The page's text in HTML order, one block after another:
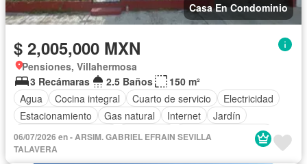
Casa En Condominio
$ 2,005,000 MXN
Pensiones, Villahermosa
3 Recámaras
2.5 Baños
150 m²
Agua
Cocina integral Cuarto de servicio
Electricidad
Estacionamiento
Gas natural Internet
Jardín
Recámara con closet
Seguridad
Televisión por cable
Sin amueblar
06/07/2026 en - ARSIM. GABRIEL EFRAIN SEVILLA
TALAVERA